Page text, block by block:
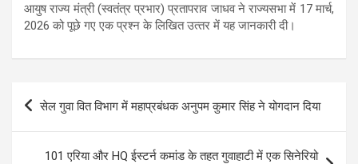
आयुष राज्य मंत्री (स्वतंत्र प्रभार) प्रतापराव जाधव ने राज्‍यसभा में 17 मार्च,
2026 को पूछे गए एक प्रश्‍न के लिखित उत्‍तर में यह जानकारी दी।
Post
navigation
सेल गुवा वित विभाग में महाप्रबंधक अनुपम कुमार सिंह ने योगदान दिया
101 एरिया और HQ ईस्टर्न कमांड के तहत गुवाहाटी में एक सिनेरियो